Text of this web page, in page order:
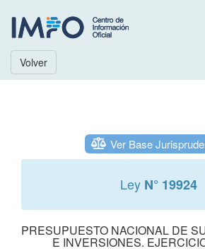
Volver
Ver Base
Ley N° 19924
PRESUPUESTO NACIONAL DE
E INVERSIONES.